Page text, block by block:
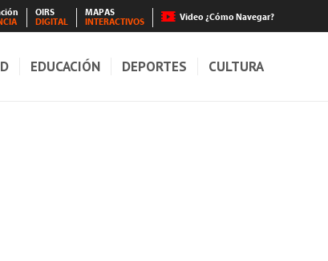
OIRS
DIGITAL
MAPAS
INTERACTIVOS
Video ¿Cómo Navegar?
EDUCACIÓN DEPORTES CULTURA